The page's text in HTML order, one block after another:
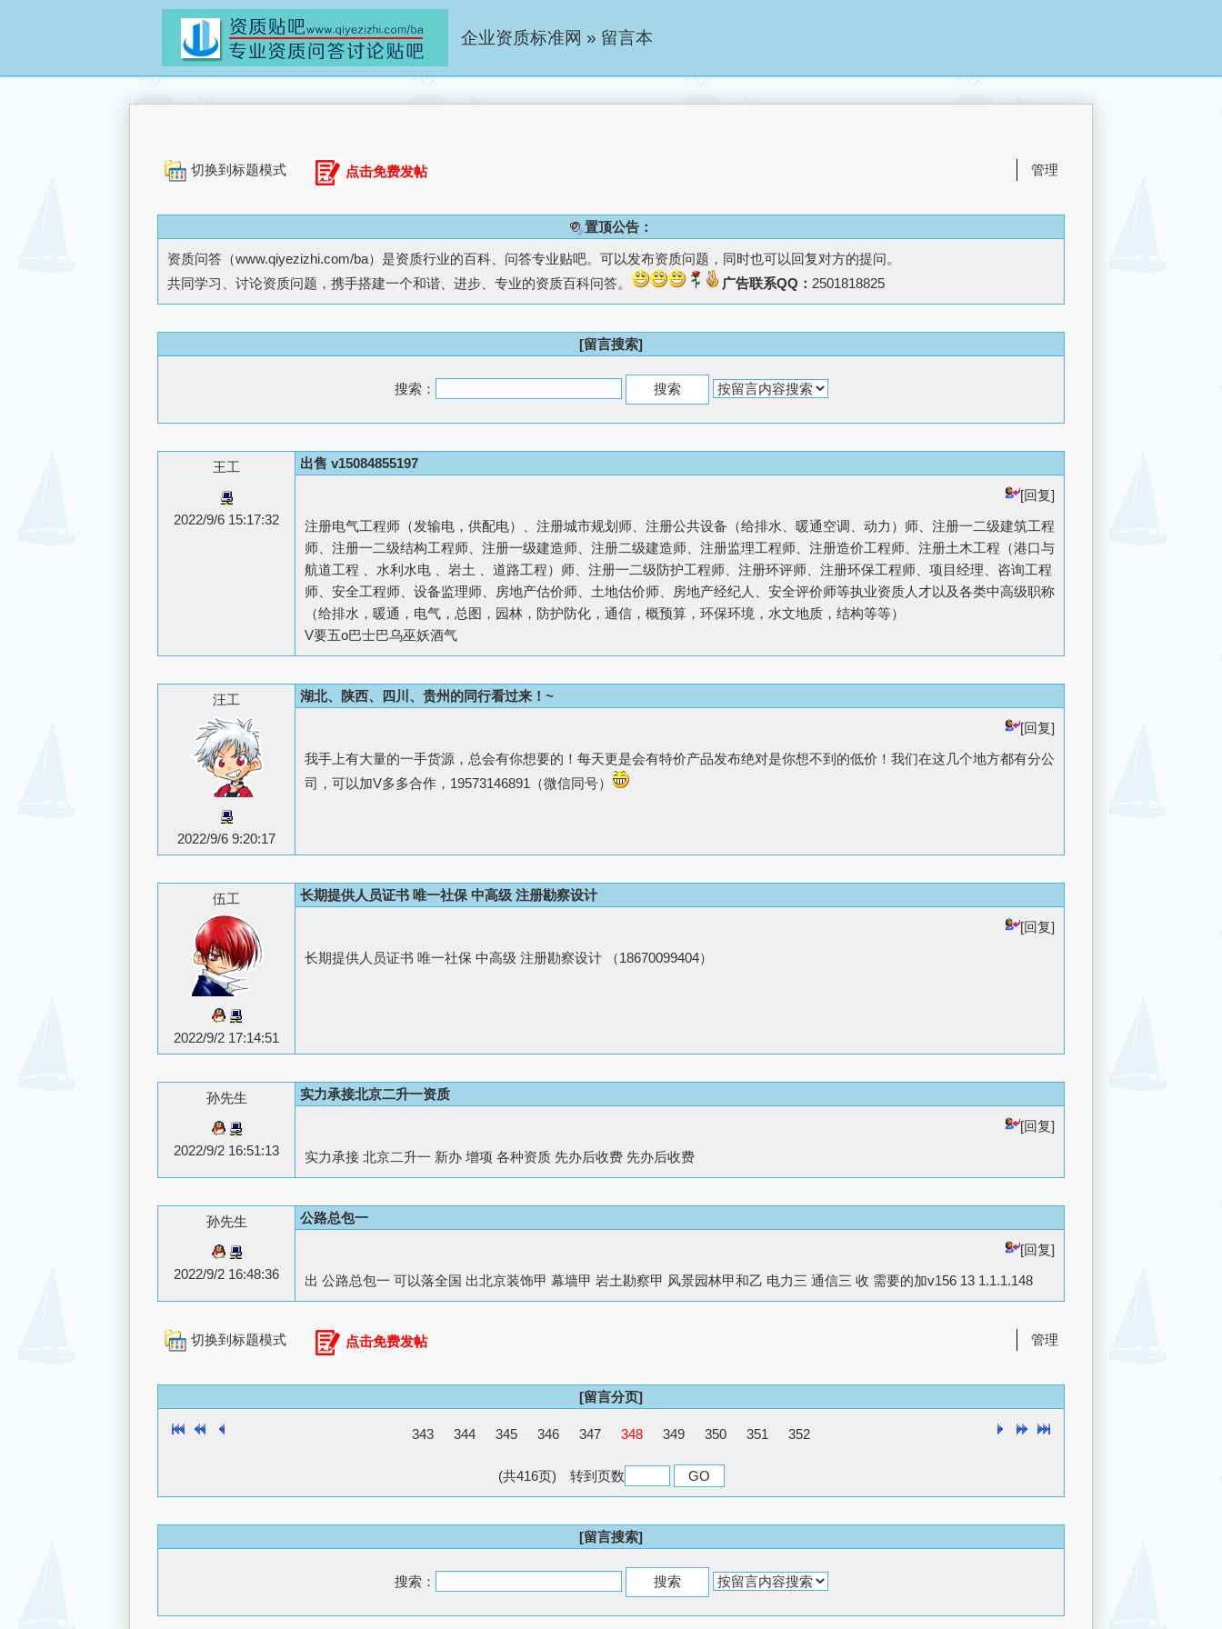
企业资质标准网 » 留言本
切换到标题模式 点击免费发帖 管理
置顶公告：
资质问答（www.qiyezizhi.com/ba）是资质行业的百科、问答专业贴吧。可以发布资质问题，同时也可以回复对方的提问。
共同学习、讨论资质问题，携手搭建一个和谐、进步、专业的资质百科问答。
广告联系QQ： 2501818825
[留言搜索]
搜索：
王工
2022/9/6 15:17:32
出售 v15084855197
[回复]
注册电气工程师（发输电，供配电）、注册城市规划师、注册公共设备（给排水、暖通空调、动力）师、注册一二级建筑工程
师、注册一二级结构工程师、注册一级建造师、注册二级建造师、注册监理工程师、注册造价工程师、注册土木工程（港口与
航道工程 、水利水电 、岩土 、道路工程）师、注册一二级防护工程师、注册环评师、注册环保工程师、项目经理、咨询工程
师、安全工程师、设备监理师、房地产估价师、土地估价师、房地产经纪人、安全评价师等执业资质人才以及各类中高级职称
（给排水，暖通，电气，总图，园林，防护防化，通信，概预算，环保环境，水文地质，结构等等）
V要五o巴士巴乌巫妖酒气
汪工
2022/9/6 9:20:17
湖北、陕西、四川、贵州的同行看过来！~
[回复]
我手上有大量的一手货源，总会有你想要的！每天更是会有特价产品发布绝对是你想不到的低价！我们在这几个地方都有分公
司，可以加V多多合作，19573146891（微信同号）
伍工
2022/9/2 17:14:51
长期提供人员证书 唯一社保 中高级 注册勘察设计
[回复]
长期提供人员证书 唯一社保 中高级 注册勘察设计 （18670099404）
孙先生
2022/9/2 16:51:13
实力承接北京二升一资质
[回复]
实力承接 北京二升一 新办 增项 各种资质 先办后收费 先办后收费
孙先生
2022/9/2 16:48:36
公路总包一
[回复]
出 公路总包一 可以落全国 出北京装饰甲 幕墙甲 岩土勘察甲 风景园林甲和乙 电力三 通信三 收 需要的加v156 13 1.1.1.148
切换到标题模式 点击免费发帖 管理
[留言分页]
343 344 345 346 347 348 349 350 351 352
(共416页) 转到页数
[留言搜索]
搜索：